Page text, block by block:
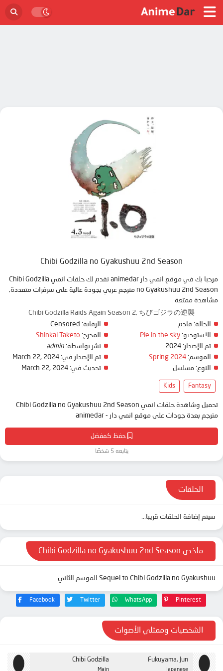
حفظ كمفضل
يتابعه 5 شخصًا
Chibi Godzilla no Gyakushuu 2nd Season
مرحبا بك في موقع انمي دار animedar نقدم لك حلقات انمي Chibi Godzilla
no Gyakushuu 2nd Season مترجم عربي بجودة عالية على سرفرات متعددة,
مشاهدة ممتعة
Chibi Godzilla Raids Again Season 2, ちびゴジラの逆襲
الحالة: قادم
الاستوديو: Pie in the sky
تم الإصدار:
الموسم: Spring 2024
النوع: مسلسل
الرقابة:
المخرج: Shinkai Taketo
نشر بواسطة: admin
تم الإصدار في: March 22, 2024
تحديث في: March 22, 2024
Fantasy
Kids
تحميل وشاهدة حلقات انمي Chibi Godzilla no Gyakushuu 2nd Season
مترجم بعدة جودات على موقع انمي دار - animedar
الحلقات
سيتم إضافة الحلقات قريبا...
ملخص Chibi Godzilla no Gyakushuu 2nd Season
Sequel to Chibi Godzilla no Gyakushuu الموسم الثاني
Facebook Twitter WhatsApp Pinterest
الشخصيات وممثلي الأصوات
Chibi Godzilla
Main
Fukuyama, Jun
Japanese